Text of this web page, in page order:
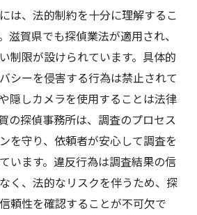
は、法的制約を十分に理解するこ
滋賀県でも探偵業法が適用され、
制限が設けられています。具体的
シーを侵害する行為は禁止されて
隠しカメラを使用することは法律
の探偵事務所は、調査のプロセス
を守り、依頼者が安心して調査を
います。違反行為は調査結果の信
く、法的なリスクを伴うため、探
頼性を確認することが不可欠で